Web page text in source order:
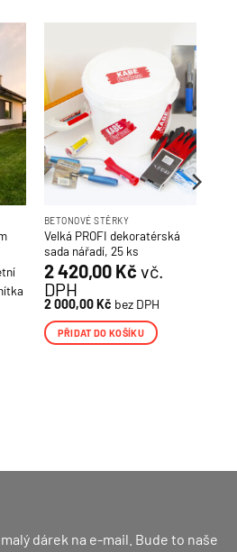
BETONOVÉ STĚRKY
Velká PROFI dekoratérská
sada nářadí, 25 ks
2 420,00 Kč vč.
DPH
2 000,00Kč bez DPH
PŘIDAT DO KOŠÍKU
dárek na e-mail. Bude to naše